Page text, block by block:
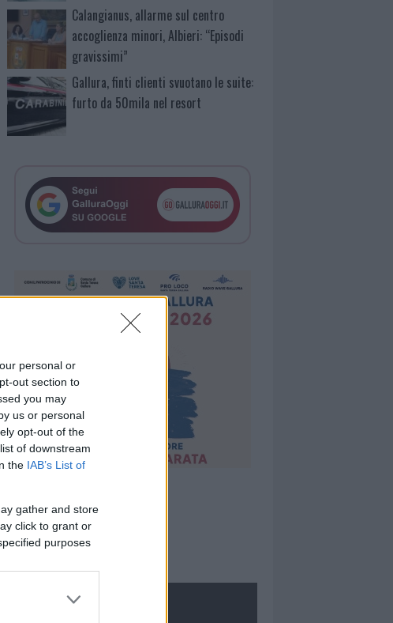
personal or
out section to
you may
us or personal
opt-out of the
of downstream
the IAB’s List of
gather and store
click to grant or
purposes
Calangianus, allarme sul centro
accoglienza minori, Albieri: “Episodi
gravissimi”
Gallura, finti clienti svuotano le suite:
furto da 50mila nel resort
NECROLOGIE